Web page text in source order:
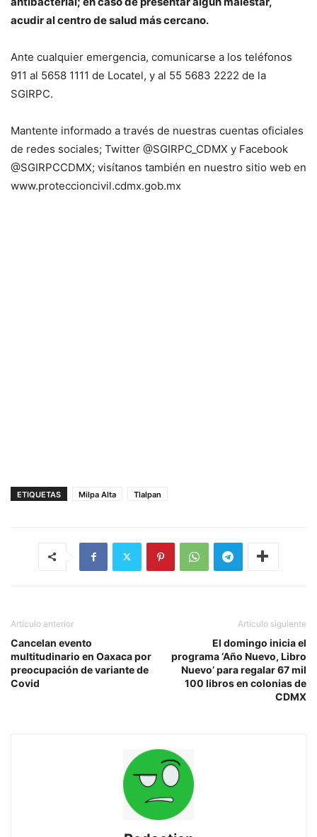
acudir al centro de salud más cercano.
Ante cualquier emergencia, comunicarse a los teléfonos
911 al 5658 1111 de Locatel, y al 55 5683 2222 de la
SGIRPC.
Mantente informado a través de nuestras cuentas oficiales
de redes sociales; Twitter @SGIRPC_CDMX y Facebook
@SGIRPCCDMX; visítanos también en nuestro sitio web en
www.proteccioncivil.cdmx.gob.mx
ETIQUETAS Milpa Alta Tlalpan
Artículo anterior
Cancelan evento
multitudinario en Oaxaca por
preocupación de variante de
Covid
Artículo siguiente
El domingo inicia el
programa ‘Año Nuevo, Libro
Nuevo’ para regalar 67 mil
100 libros en colonias de
CDMX